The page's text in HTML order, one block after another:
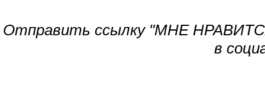
Отправить ссылку "МНЕ
в